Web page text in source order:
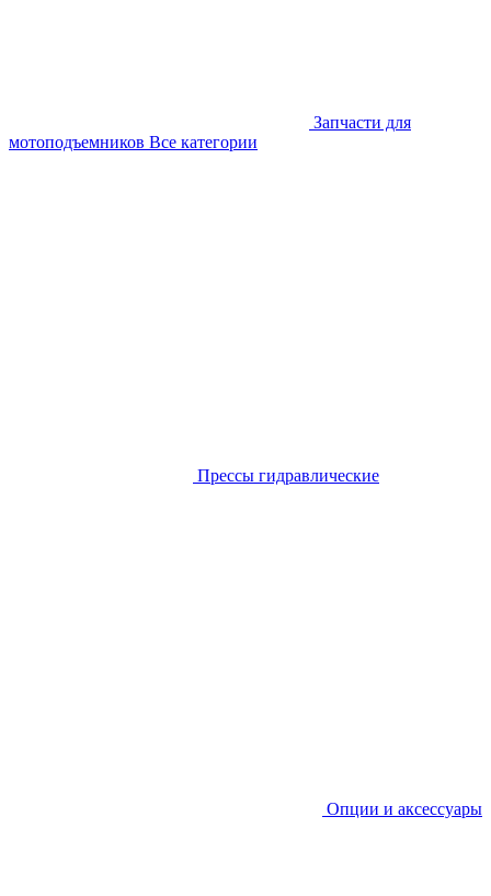
Запчасти для
мотоподъемников Все категории
Прессы гидравлические
Опции и аксессуары